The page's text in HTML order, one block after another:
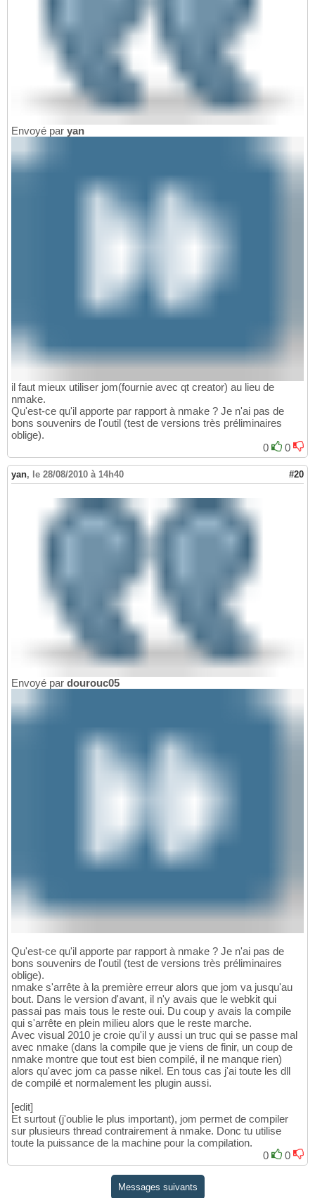
Envoyé par yan
il faut mieux utiliser jom(fournie avec qt creator) au lieu de
nmake.
Qu'est-ce qu'il apporte par rapport à nmake ? Je n'ai pas de
bons souvenirs de l'outil (test de versions très préliminaires
oblige).
0
0
yan, le 28/08/2010 à 14h40 #20
Envoyé par dourouc05
Qu'est-ce qu'il apporte par rapport à nmake ? Je n'ai pas de
bons souvenirs de l'outil (test de versions très préliminaires
oblige).
nmake s'arrête à la première erreur alors que jom va jusqu'au
bout. Dans le version d'avant, il n'y avais que le webkit qui
passai pas mais tous le reste oui. Du coup y avais la compile
qui s'arrête en plein milieu alors que le reste marche.
Avec visual 2010 je croie qu'il y aussi un truc qui se passe mal
avec nmake (dans la compile que je viens de finir, un coup de
nmake montre que tout est bien compilé, il ne manque rien)
alors qu'avec jom ca passe nikel. En tous cas j'ai toute les dll
de compilé et normalement les plugin aussi.
[edit]
Et surtout (j'oublie le plus important), jom permet de compiler
sur plusieurs thread contrairement à nmake. Donc tu utilise
toute la puissance de la machine pour la compilation.
0
0
Messages suivants